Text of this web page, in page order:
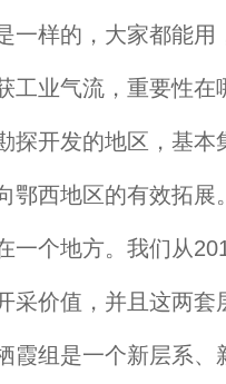
样的，大家都能
业气流，重要性在
探开发的地区，基
西地区的有效拓展。
个地方。我们从
采价值，并且这两
霞组是一个新层系